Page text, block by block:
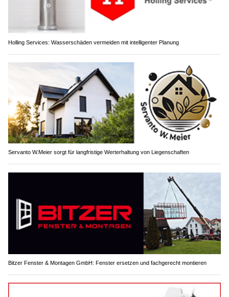
Holling Services: Wasserschäden vermeiden mit intelligenter Planung
Servanto W.Meier sorgt für langfristige Werterhaltung von Liegenschaften
Bitzer Fenster & Montagen GmbH: Fenster ersetzen und fachgerecht montieren